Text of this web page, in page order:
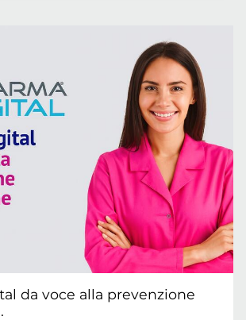
da voce alla prevenzione